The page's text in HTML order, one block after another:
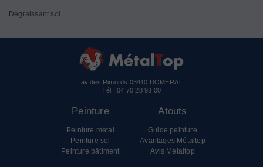
Dégraissant sol
av des Rimords 03410 DOMERAT
Tél :04 70 28 93 00
Peinture
Peinture métal
Peinture sol
Peinture bâtiment
Atouts
Guide peinture
Avantages Métaltop
Avis Métaltop